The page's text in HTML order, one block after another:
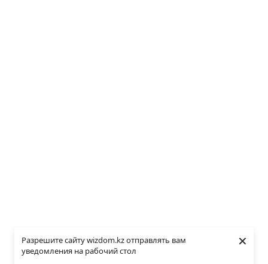
Разрешите сайту wizdom.kz отправлять вам
уведомления на рабочий стол
×